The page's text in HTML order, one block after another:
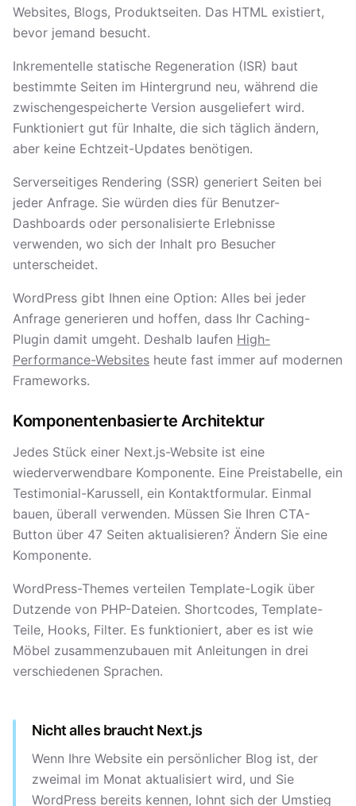
Websites, Blogs, Produktseiten. Das HTML existiert,
bevor jemand besucht.
Inkrementelle statische Regeneration (ISR) baut
bestimmte Seiten im Hintergrund neu, während die
zwischengespeicherte Version ausgeliefert wird.
Funktioniert gut für Inhalte, die sich täglich ändern,
aber keine Echtzeit-Updates benötigen.
Serverseitiges Rendering (SSR) generiert Seiten bei
jeder Anfrage. Sie würden dies für Benutzer-
Dashboards oder personalisierte Erlebnisse
verwenden, wo sich der Inhalt pro Besucher
unterscheidet.
WordPress gibt Ihnen eine Option: Alles bei jeder
Anfrage generieren und hoffen, dass Ihr Caching-
Plugin damit umgeht. Deshalb laufen High-
Performance-Websites heute fast immer auf modernen
Frameworks.
Komponentenbasierte Architektur
Jedes Stück einer Next.js-Website ist eine
wiederverwendbare Komponente. Eine Preistabelle, ein
Testimonial-Karussell, ein Kontaktformular. Einmal
bauen, überall verwenden. Müssen Sie Ihren CTA-
Button über 47 Seiten aktualisieren? Ändern Sie eine
Komponente.
WordPress-Themes verteilen Template-Logik über
Dutzende von PHP-Dateien. Shortcodes, Template-
Teile, Hooks, Filter. Es funktioniert, aber es ist wie
Möbel zusammenzubauen mit Anleitungen in drei
verschiedenen Sprachen.
Nicht alles braucht Next.js
Wenn Ihre Website ein persönlicher Blog ist, der
zweimal im Monat aktualisiert wird, und Sie
WordPress bereits kennen, lohnt sich der Umstieg